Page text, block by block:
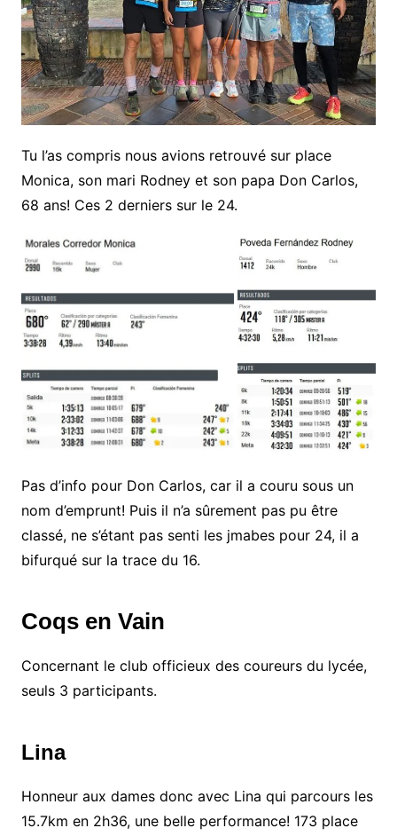
Tu l’as compris nous avions retrouvé sur place
Monica, son mari Rodney et son papa Don Carlos,
68 ans! Ces 2 derniers sur le 24.
Pas d’info pour Don Carlos, car il a couru sous un
nom d’emprunt! Puis il n’a sûrement pas pu être
classé, ne s’étant pas senti les jmabes pour 24, il a
bifurqué sur la trace du 16.
Coqs en Vain
Concernant le club officieux des coureurs du lycée,
seuls 3 participants.
Lina
Honneur aux dames donc avec Lina qui parcours les
15.7km en 2h36, une belle performance! 173 place